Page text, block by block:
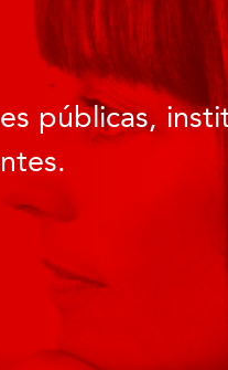
públicas,